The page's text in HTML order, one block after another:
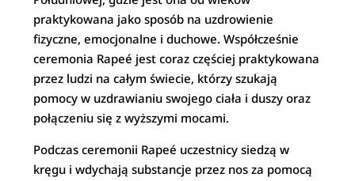
praktykowana jako sposób na uzdrowienie
fizyczne, emocjonalne i duchowe. Współcześnie
ceremonia Rapeé jest coraz częściej praktykowana
przez ludzi na całym świecie, którzy szukają
pomocy w uzdrawianiu swojego ciała i duszy oraz
połączeniu się z wyższymi mocami.
Podczas ceremonii Rapeé uczestnicy siedzą w
kręgu i wdychają substancje przez nos za pomocą